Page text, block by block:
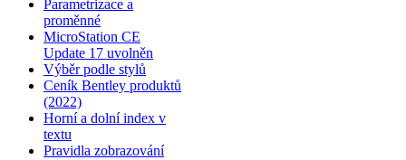
Parametrizace a
proměnné
MicroStation CE
Update 17 uvolněn
Výběr podle stylů
Ceník Bentley produktů
(2022)
Horní a dolní index v
textu
Pravidla zobrazování